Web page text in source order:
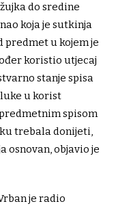
do sredine
koja je sutkinja
predmet u kojem je
koristio utjecaj
stanje spisa
u korist
spisom
trebala donijeti,
osnovan, objavio je
je radio